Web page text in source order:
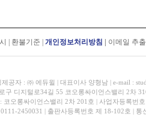
환불기준 개인정보처리방침 이메일 추
공자 : ㈜ 에듀윌 | 대표이사 양형남 | e-mail :
구 디지털로34길 55 코오롱싸이언스밸리 2차
코오롱싸이언스밸리 2차 201호 | 사업자등록번
2450031 | 출판사등록번호 제 18-102호 |